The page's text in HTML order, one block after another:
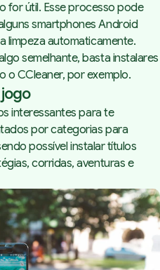
for útil. Esse processo pode
smartphones Android
limpeza automaticamente.
semelhante, basta instalares
o CCleaner, por exemplo.
interessantes para te
por categorias para
possível instalar títulos
corridas, aventuras e